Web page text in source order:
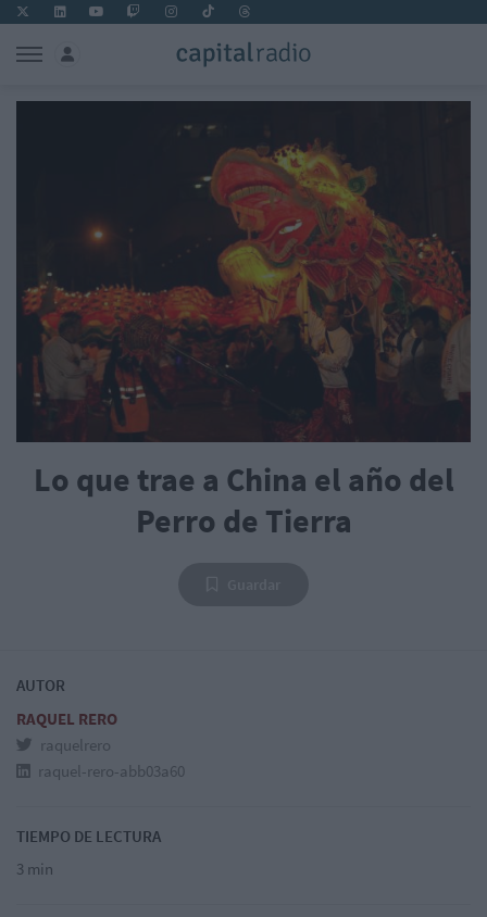
Lo que trae a China el año del
Perro de Tierra
AUTOR
RAQUEL RERO
raquelrero
raquel-rero-abb03a60
TIEMPO DE LECTURA
3 min